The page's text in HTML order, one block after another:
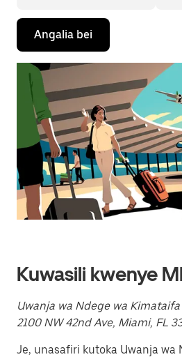
Bonyeza
kitufe
cha
kishale
chini
kuingiliana
kalenda
na
uchague
tarehe.
Bonyeza
kitufe
cha
kalenda.
Angalia bei
Kuwasili kwenye
Uwanja wa Ndege wa
2100 NW 42nd Ave, Miami, FL
Je, unasafiri kutoka Uwanja wa